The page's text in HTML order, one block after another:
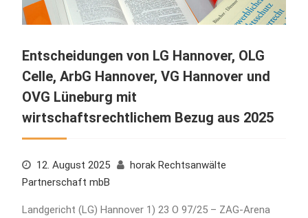
Entscheidungen von LG Hannover, OLG
Celle, ArbG Hannover, VG Hannover und
OVG Lüneburg mit
wirtschaftsrechtlichem Bezug aus 2025
12. August 2025
horak Rechtsanwälte
Partnerschaft mbB
Landgericht (LG) Hannover 1) 23 O 97/25 – ZAG-Arena